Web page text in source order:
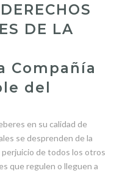
DE LA
Compañía
del
en su calidad de
se desprenden de la
perjuicio de todos los otros
que regulen o lleguen a